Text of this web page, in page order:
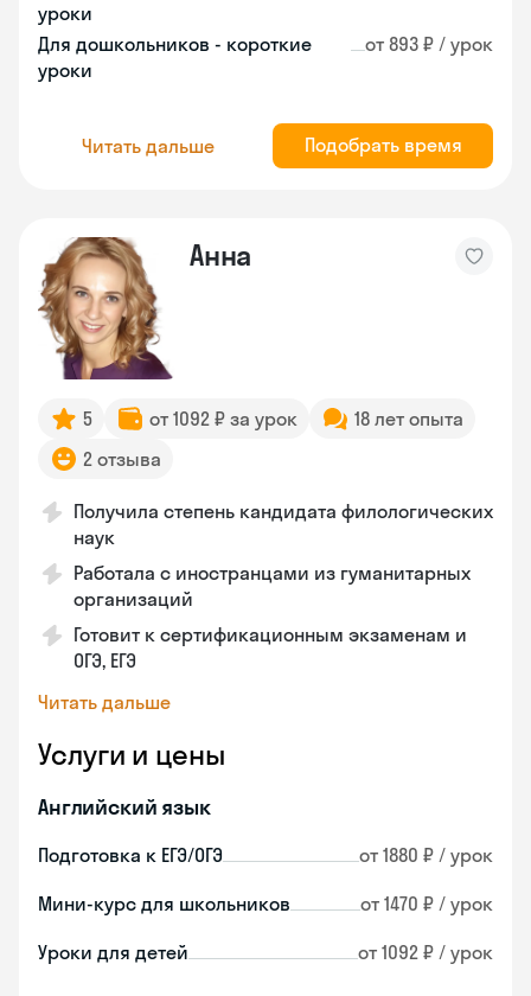
уроки
Для дошкольников - короткие
уроки
от 893 ₽ / урок
Читать дальше Подобрать время
Анна
5 от 1092 ₽ за урок
18 лет опыта
2 отзыва
Получила степень кандидата филологических
наук
Работала с иностранцами из гуманитарных
организаций
Готовит к сертификационным экзаменам и
ОГЭ, ЕГЭ
Читать дальше
Услуги и цены
Английский язык
Подготовка к ЕГЭ/ОГЭ от 1880 ₽ / урок
Мини-курс для школьников от 1470 ₽ / урок
Уроки для детей от 1092 ₽ / урок